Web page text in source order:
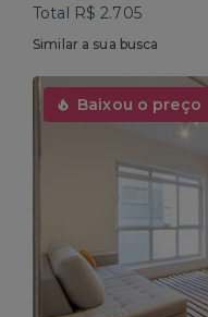
Total R$ 2.705
Similar a sua busca
Baixou o preço